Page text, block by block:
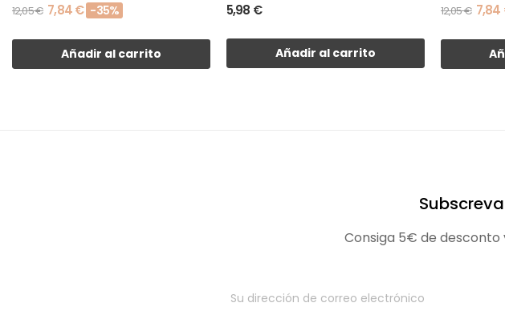
12,05 € 7,84 € -35%
Añadir al carrito
5,98 €
Añadir al carrito
12,05 € 7,84
Consiga 5€ de